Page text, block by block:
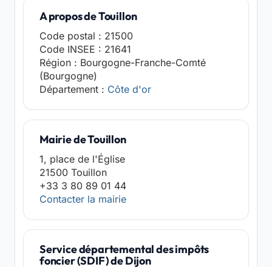
A propos de Touillon
Code postal : 21500
Code INSEE : 21641
Région : Bourgogne-Franche-Comté
(Bourgogne)
Département : Côte d'or
Mairie de Touillon
1, place de l'Église
21500 Touillon
+33 3 80 89 01 44
Contacter la mairie
Service départemental des impôts
foncier (SDIF) de Dijon